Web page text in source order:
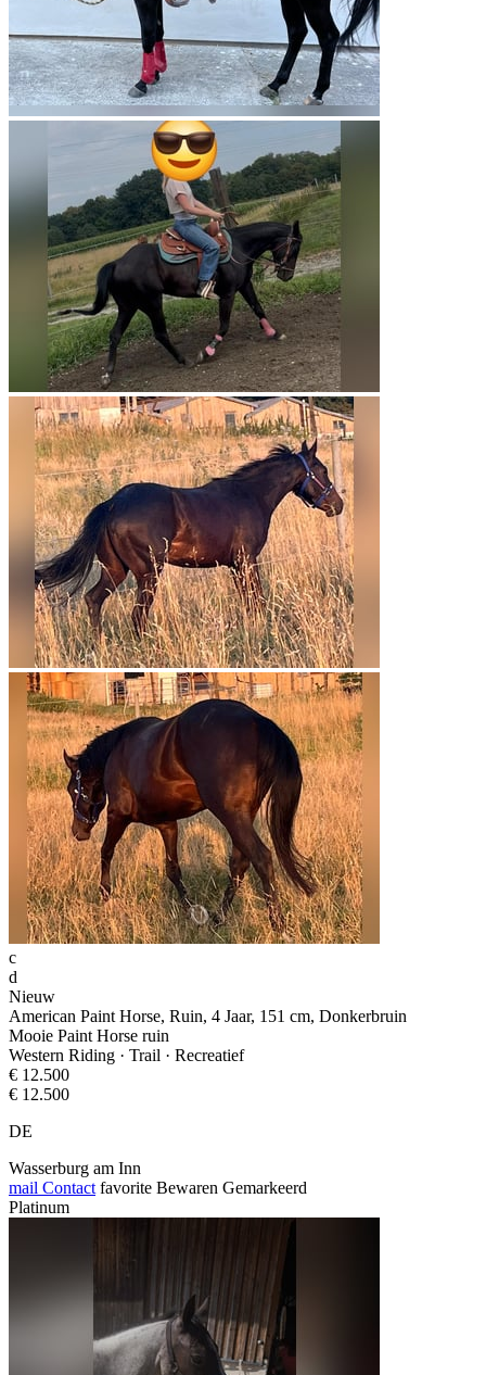
c
d
Nieuw
American Paint Horse, Ruin, 4 Jaar, 151 cm, Donkerbruin
Mooie Paint Horse ruin
Western Riding · Trail · Recreatief
€ 12.500
€ 12.500
DE
Wasserburg am Inn
mail Contact favorite Bewaren Gemarkeerd
Platinum